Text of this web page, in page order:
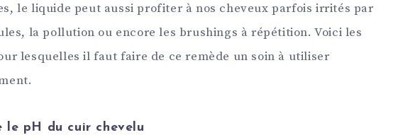
le liquide peut aussi profiter à nos cheveux parfois irrités par
la pollution ou encore les brushings à répétition. Voici les
lesquelles il faut faire de ce remède un soin à utiliser
le pH du cuir chevelu